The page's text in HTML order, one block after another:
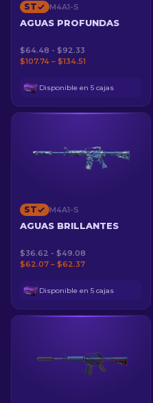
ST M4A1-S
AGUAS PROFUNDAS
$64.48 - $92.33
$107.74 – $134.51
Disponible en 5 cajas
ST M4A1-S
AGUAS BRILLANTES
$36.62 - $49.08
$62.07 – $62.37
Disponible en 5 cajas